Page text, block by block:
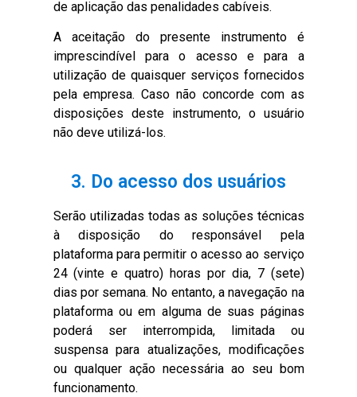
de aplicação das penalidades cabíveis.
A aceitação do presente instrumento é
imprescindível para o acesso e para a
utilização de quaisquer serviços fornecidos
pela empresa. Caso não concorde com as
disposições deste instrumento, o usuário
não deve utilizá-los.
3. Do acesso dos usuários
Serão utilizadas todas as soluções técnicas
à disposição do responsável pela
plataforma para permitir o acesso ao serviço
24 (vinte e quatro) horas por dia, 7 (sete)
dias por semana. No entanto, a navegação na
plataforma ou em alguma de suas páginas
poderá ser interrompida, limitada ou
suspensa para atualizações, modificações
ou qualquer ação necessária ao seu bom
funcionamento.